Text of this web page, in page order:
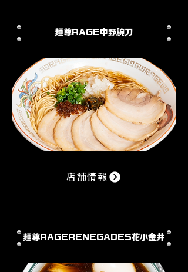
麺尊RAGE​中野腕刀
店舗情報
麺尊RAGE​RENEGADES花小金井